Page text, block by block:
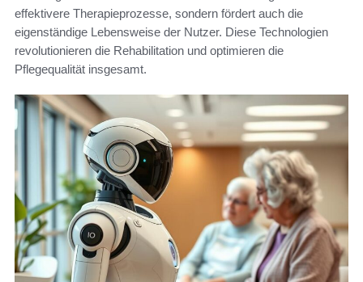
effektivere Therapieprozesse, sondern fördert auch die
eigenständige Lebensweise der Nutzer. Diese Technologien
revolutionieren die Rehabilitation und optimieren die
Pflegequalität insgesamt.